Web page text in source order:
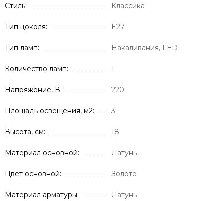
Стиль Классика
Тип цоколя E27
Тип ламп Накаливания, LED
Количество ламп 1
Напряжение, В 220
Площадь освещения, м2 3
Высота, см 18
Материал основной Латунь
Цвет основной Золото
Материал арматуры Латунь